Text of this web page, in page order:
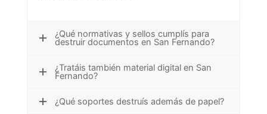
¿Qué normativas y sellos cumplís para
destruir documentos en San Fernando?
¿Tratáis también material digital en San
Fernando?
¿Qué soportes destruís además de papel?